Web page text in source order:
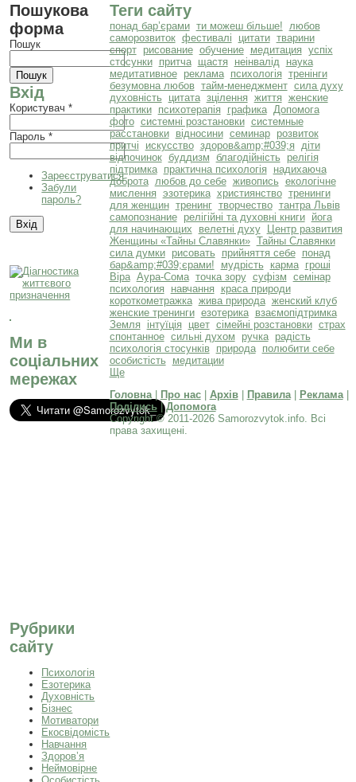
Пошукова
форма
Пошук
Вхід
Користувач*
Пароль*
Зареєструватися
Забули
пароль?
Ми в
соціальних
мережах
Рубрики
сайту
Психологія
Езотерика
Духовність
Бізнес
Мотиватори
Екосвідомість
Навчання
Здоров’я
Неймовірне
Теги сайту
понад бар’єрами ти можеш більше!
любов
саморозвиток фестивалі цитати тварини
спорт
рисование обучение медитация успіх
стосунки
притча щастя неінвалід
наука
медитативное
реклама психологія тренінги
безумовна любов тайм-менеджмент сила духу
духовність
цитата зцілення життя женские
практики
психотерапія графика
Допомога
фото системні розстановки системные
расстановки
відносини семинар
розвиток
притчі
искусство здоров&amp;#039;я
діти
відпочинок буддизм благодійність
релігія
підтримка
практична психологія
надихаюча
доброта
любов до себе живопись екологічне
мислення эзотерика християнство тренинги
для женщин тренинг творчество тантра Львів
самопознание
релігійні та духовні книги
йога
для начинающих
велетні духу
Центр развития
Женщины «Тайны Славянки» Тайны Славянки
сила думки
рисовать прийняття себе
понад
бар&amp;#039;єрами!
мудрість карма
гроші
Віра Аура-Сома точка зору суфізм семінар
психология
навчання
краса природи
короткометражка жива природа женский клуб
женские тренинги езотерика
взаємопідтримка
Земля
інтуїція цвет сімейні розстановки страх
спонтанное сильні духом ручка
радість
психологія стосунків
природа
полюбити себе
особистість
медитации
Ще
Головна| Про нас| Архів| Правила| Реклама|
Поділись|Допомога
Copyright © 2011-2026 Samorozvytok.info. Всі
права захищені.